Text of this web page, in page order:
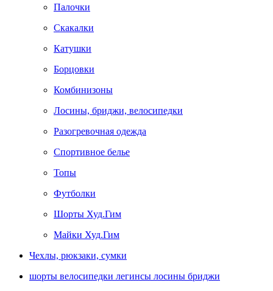
Палочки
Скакалки
Катушки
Борцовки
Комбинизоны
Лосины, бриджи, велосипедки
Разогревочная одежда
Спортивное белье
Топы
Футболки
Шорты Худ.Гим
Майки Худ.Гим
Чехлы, рюкзаки, сумки
шорты велосипедки легинсы лосины бриджи